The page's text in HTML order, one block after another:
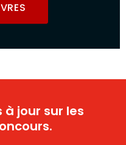
jour sur les